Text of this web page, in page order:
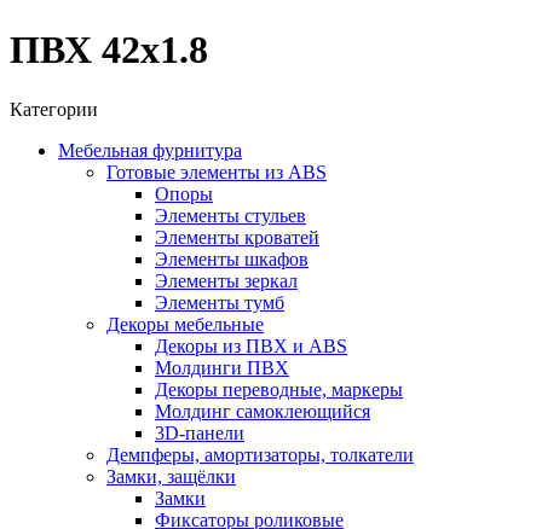
ПВХ 42х1.8
Категории
Мебельная фурнитура
Готовые элементы из ABS
Опоры
Элементы стульев
Элементы кроватей
Элементы шкафов
Элементы зеркал
Элементы тумб
Декоры мебельные
Декоры из ПВХ и ABS
Молдинги ПВХ
Декоры переводные, маркеры
Молдинг самоклеющийся
3D-панели
Демпферы, амортизаторы, толкатели
Замки, защёлки
Замки
Фиксаторы роликовые